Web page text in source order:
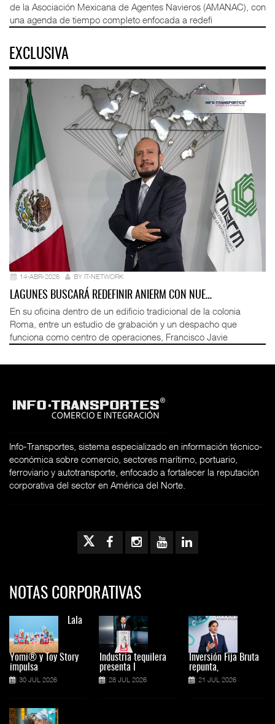
de la Asociación Mexicana de Agentes Navieros (AMANAC), con
una agenda de tiempo completo enfocada a redefi
EXCLUSIVA
14-ABR-2026 BY IT-NETWORK
LAGUNES BUSCARÁ REDEFINIR ANIERM CON NUE…
En su oficina dentro de un edificio tradicional de la colonia
Roma, entre un estudio de grabación y un despacho que
funciona como centro de operaciones, Francisco Javie
Info-Transportes, sistema especializado en información técnico-
económica sobre comercio, sectores marítimo, portuario,
ferroviario y autotransporte, enfocado a fortalecer la reputación
corporativa del sector en América del Norte.
NOTAS CORPORATIVAS
Lala
Yomi® y Toy Story
impulsa
30 JUL 2026
Industria tequilera
presenta l
28 JUL 2026
Inversión Fija Bruta
repunta,
21 JUL 2026